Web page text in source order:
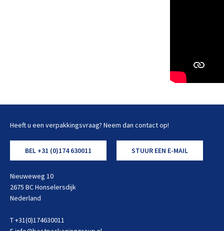
Heeft u een verpakkingsvraag? Neem dan contact op!
BEL +31 (0)174 630011 STUUR EEN E-MAIL
Nieuweweg 10
2675 BC Honselersdijk
Nederland
T +31(0)174630011